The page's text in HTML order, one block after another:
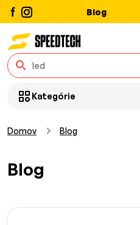
Blog
Kategórie
Domov Blog
Blog